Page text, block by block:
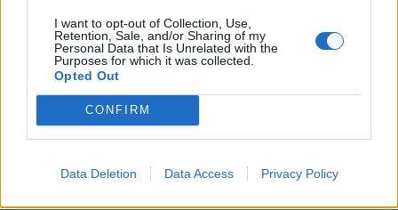
I want to opt-out of Collection, Use,
Retention, Sale, and/or Sharing of my
Personal Data that Is Unrelated with the
Purposes for which it was collected.
Opted Out
CONFIRM
Data Deletion Data Access Privacy Policy